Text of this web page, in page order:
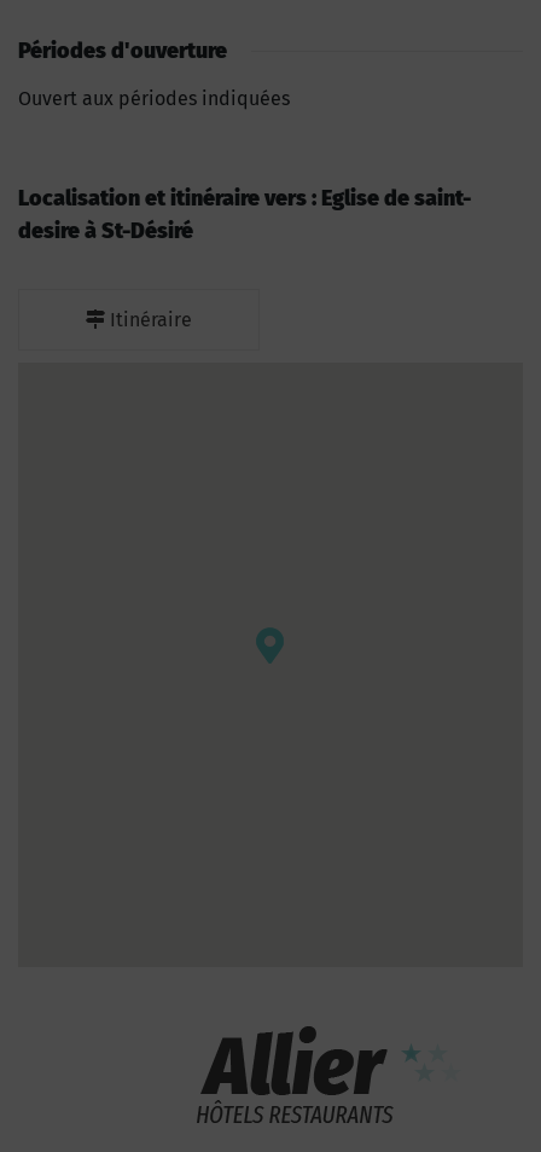
Périodes d'ouverture
Ouvert aux périodes indiquées
Localisation et itinéraire vers : Eglise de saint-
desire à St-Désiré
Itinéraire